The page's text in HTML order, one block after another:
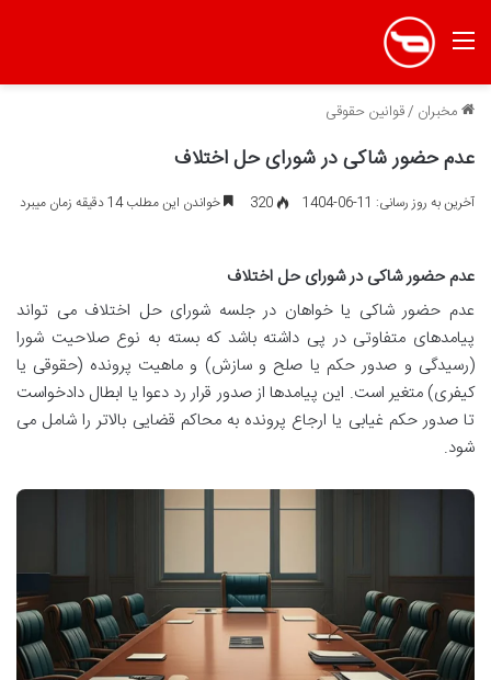
منو
مخبران /قوانین حقوقی
عدم حضور شاکی در شورای حل اختلاف
آخرین به روز رسانی: 11-06-1404 320 خواندن این مطلب 14 دقیقه زمان میبرد
عدم حضور شاکی در شورای حل اختلاف
عدم حضور شاکی یا خواهان در جلسه شورای حل اختلاف می تواند
پیامدهای متفاوتی در پی داشته باشد که بسته به نوع صلاحیت شورا
(رسیدگی و صدور حکم یا صلح و سازش) و ماهیت پرونده (حقوقی یا
کیفری) متغیر است. این پیامدها از صدور قرار رد دعوا یا ابطال دادخواست
تا صدور حکم غیابی یا ارجاع پرونده به محاکم قضایی بالاتر را شامل می
شود.